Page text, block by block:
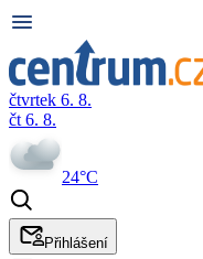
čtvrtek 6. 8.
čt 6. 8.
24°C
Přihlášení